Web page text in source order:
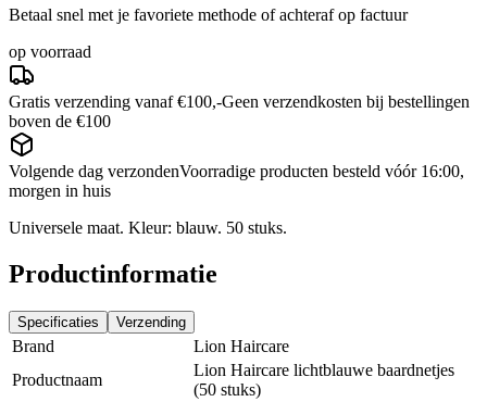
Betaal snel met je favoriete methode of achteraf op factuur
op voorraad
Gratis verzending vanaf €100,-Geen verzendkosten bij bestellingen
boven de €100
Volgende dag verzondenVoorradige producten besteld vóór 16:00,
morgen in huis
Universele maat. Kleur: blauw. 50 stuks.
Productinformatie
Specificaties Verzending
Brand
Lion Haircare
Productnaam
Lion Haircare lichtblauwe baardnetjes
(50 stuks)